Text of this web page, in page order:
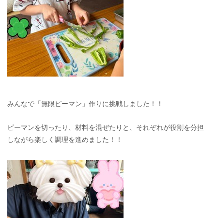
みんなで「無限ピーマン」作りに挑戦しました！！
ピーマンを切ったり、材料を混ぜたりと、それぞれが役割を分担
しながら楽しく調理を進めました！！